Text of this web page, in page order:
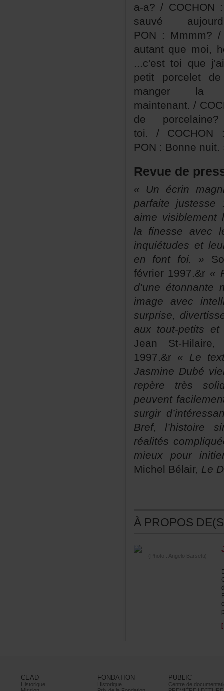
a-a?/
maintenant./
toi./
enfontfoi.»
février1997.&r
auxtout-
JeanSt-
1997.&r
MichelBélair,
(Photo:AngeloBarsetti)
CEAD
Historique
FONDATION
Historique
PUBLIC